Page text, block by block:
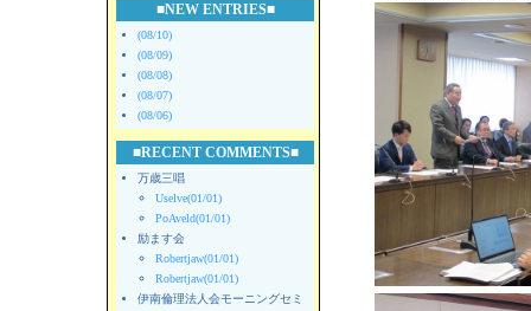
■NEW ENTRIES■
(08/10)
(08/09)
(08/08)
(08/07)
(08/06)
■RECENT COMMENTS■
万歳三唱
Uselve(01/01)
PoAveld(01/01)
励ます会
Robertjaw(01/01)
Robertjaw(01/01)
伊南倫理法人会モーニングセミ